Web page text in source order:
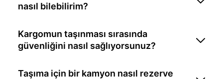
nasıl bilebilirim?
Kargomun taşınması sırasında
güvenliğini nasıl sağlıyorsunuz?
Taşıma için bir kamyon nasıl rezerve